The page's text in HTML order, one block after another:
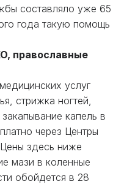
составляло уже 65
года такую помощь
православные
услуг
стрижка ногтей,
капель в
через Центры
здесь ниже
мази в коленные
обойдется в 28